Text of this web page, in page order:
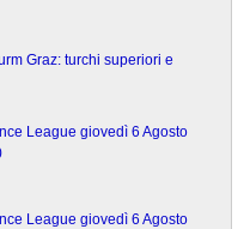
Graz: turchi superiori e
League giovedì 6 Agosto
League giovedì 6 Agosto